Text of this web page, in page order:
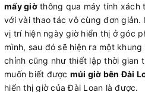
mấy giờthông qua máy tính xách
với vài thao tác vô cùng đơn giản.
vị trí hiện ngày giờ hiển thị ở góc
mình, sau đó sẽ hiện ra một
chỉnh cũng như thiết lập thời gian
muốn biết được múi giờ bên Đài
hiển thị giờ của Đài Loan là được.